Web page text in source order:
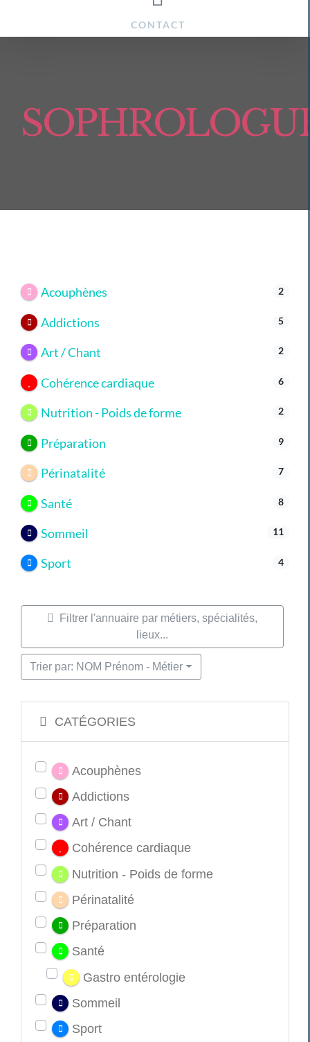
CONTACT
Acouphènes 2
Addictions 5
Art / Chant 2
Cohérence cardiaque 6
Nutrition - Poids de forme 2
Préparation 9
Périnatalité 7
Santé 8
Sommeil 11
Sport 4
Filtrer l'annuaire par métiers, spécialités,
lieux...
Trier par: NOM Prénom - Métier
CATÉGORIES
Acouphènes
Addictions
Art / Chant
Cohérence cardiaque
Nutrition - Poids de forme
Périnatalité
Préparation
Santé
Gastro entérologie
Sommeil
Sport